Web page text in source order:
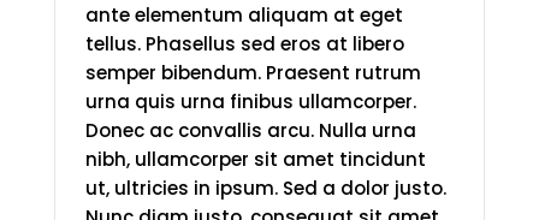
ante elementum aliquam at eget
tellus. Phasellus sed eros at libero
semper bibendum. Praesent rutrum
urna quis urna finibus ullamcorper.
Donec ac convallis arcu. Nulla urna
nibh, ullamcorper sit amet tincidunt
ut, ultricies in ipsum. Sed a dolor justo.